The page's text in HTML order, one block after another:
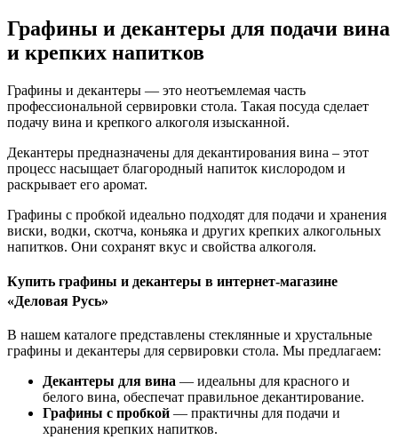
Графины и декантеры для подачи вина
и крепких напитков
Графины и декантеры — это неотъемлемая часть
профессиональной сервировки стола. Такая посуда сделает
подачу вина и крепкого алкоголя изысканной.
Декантеры предназначены для декантирования вина – этот
процесс насыщает благородный напиток кислородом и
раскрывает его аромат.
Графины с пробкой идеально подходят для подачи и хранения
виски, водки, скотча, коньяка и других крепких алкогольных
напитков. Они сохранят вкус и свойства алкоголя.
Купить графины и декантеры в интернет-магазине
«Деловая Русь»
В нашем каталоге представлены стеклянные и хрустальные
графины и декантеры для сервировки стола. Мы предлагаем:
Декантеры для вина — идеальны для красного и
белого вина, обеспечат правильное декантирование.
Графины с пробкой — практичны для подачи и
хранения крепких напитков.